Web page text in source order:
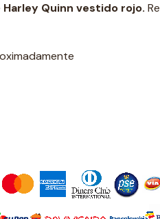
Harley Quinn vestido rojo.